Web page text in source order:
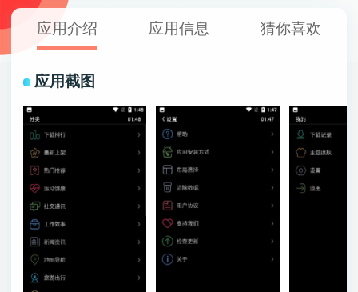
应用介绍 应用信息 猜你喜欢
应用截图